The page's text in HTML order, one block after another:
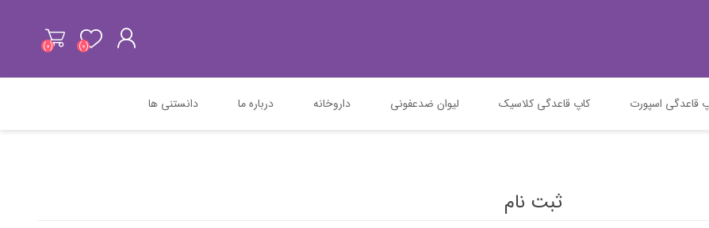
ثبت نام
(0)
(0)
قاعدگی اسپورت کاپ قاعدگی کلاسیک لیوان ضدعفونی داروخانه درباره ما دانستنی ها
ثبت نام